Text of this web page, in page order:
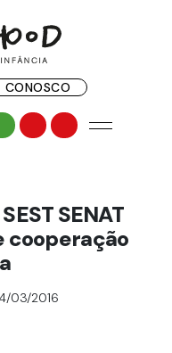
CONOSCO
SENAT
cooperação
03/2016